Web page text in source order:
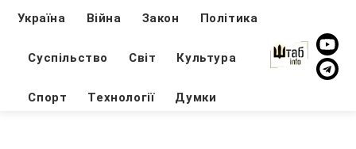
Україна Війна Закон Політика
Суспільство Світ Культура
Спорт Технології Думки